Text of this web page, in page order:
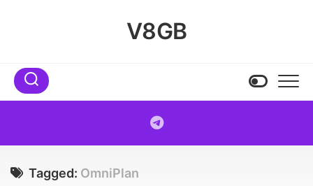
V8GB
Tagged: OmniPlan